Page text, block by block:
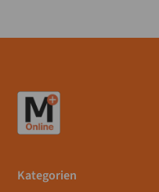
Kategorien